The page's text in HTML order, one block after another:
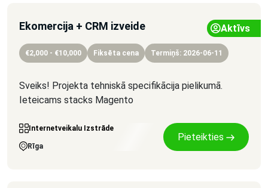
Ekomercija + CRM izveide Aktīvs
€2,000 - €10,000 Fiksēta cena Termiņš: 2026-06-11
Sveiks! Projekta tehniskā specifikācija pielikumā.
Ieteicams stacks Magento
Internetveikalu Izstrāde
Rīga
Pieteikties